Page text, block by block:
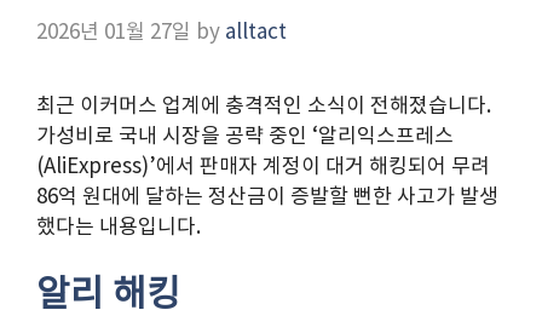
2026년 01월 27일 by alltact
최근 이커머스 업계에 충격적인 소식이 전해졌습니다.
가성비로 국내 시장을 공략 중인 ‘알리익스프레스
(AliExpress)’에서 판매자 계정이 대거 해킹되어 무려
86억 원대에 달하는 정산금이 증발할 뻔한 사고가 발생
했다는 내용입니다.
알리 해킹